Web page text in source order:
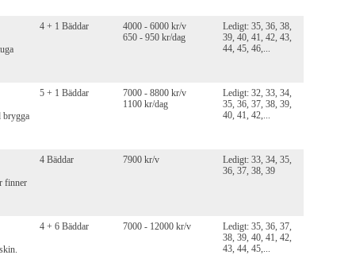
4 + 1 Bäddar
4000 - 6000 kr/v
650 - 950 kr/dag
Ledigt: 35, 36, 38,
39, 40, 41, 42, 43,
44, 45, 46,...
brygga
5 + 1 Bäddar
7000 - 8800 kr/v
1100 kr/dag
Ledigt: 32, 33, 34,
35, 36, 37, 38, 39,
40, 41, 42,...
finner
4 Bäddar 7900 kr/v
Ledigt: 33, 34, 35,
36, 37, 38, 39
4 + 6 Bäddar 7000 - 12000 kr/v
Ledigt: 35, 36, 37,
38, 39, 40, 41, 42,
43, 44, 45,...